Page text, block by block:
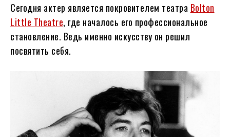
Сегодня актер является покровителем театра Bolton
Little Theatre, где началось его профессиональное
становление. Ведь именно искусству он решил
посвятить себя.